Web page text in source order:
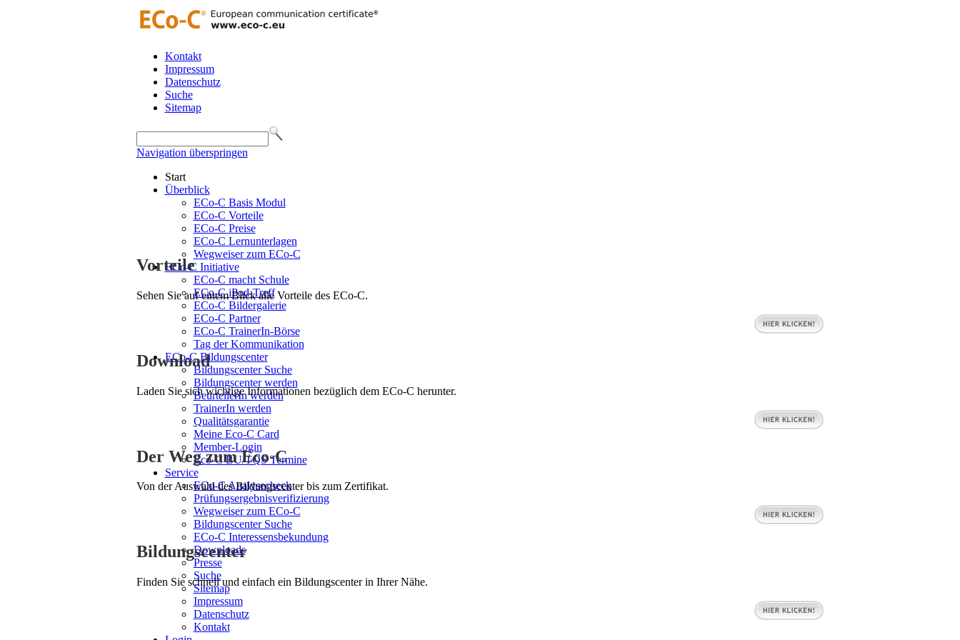
Kontakt
Impressum
Datenschutz
Suche
Sitemap
Navigation überspringen
Start
Überblick
ECo-C Basis Modul
ECo-C Vorteile
ECo-C Preise
ECo-C Lernunterlagen
Wegweiser zum ECo-C
ECo-C Initiative
ECo-C macht Schule
ECo-C iPod-Treff
ECo-C Bildergalerie
ECo-C Partner
ECo-C TrainerIn-Börse
Tag der Kommunikation
ECo-C Bildungscenter
Bildungscenter Suche
Bildungscenter werden
BeurteilerIn werden
TrainerIn werden
Qualitätsgarantie
Meine Eco-C Card
Member-Login
Eco-C BU/TQS Termine
Service
ECo-C Analysecheck
Prüfungsergebnisverifizierung
Wegweiser zum ECo-C
Bildungscenter Suche
ECo-C Interessensbekundung
Downloads
Presse
Suche
Sitemap
Impressum
Datenschutz
Kontakt
Vorteile
Sehen Sie auf einem Blick alle Vorteile des ECo-C.
Download
Laden Sie sich wichtige Informationen bezüglich dem ECo-C herunter.
Der Weg zum Eco-C
Von der Auswahl des Bildungscenter bis zum Zertifikat.
Bildungscenter
Finden Sie schnell und einfach ein Bildungscenter in Ihrer Nähe.